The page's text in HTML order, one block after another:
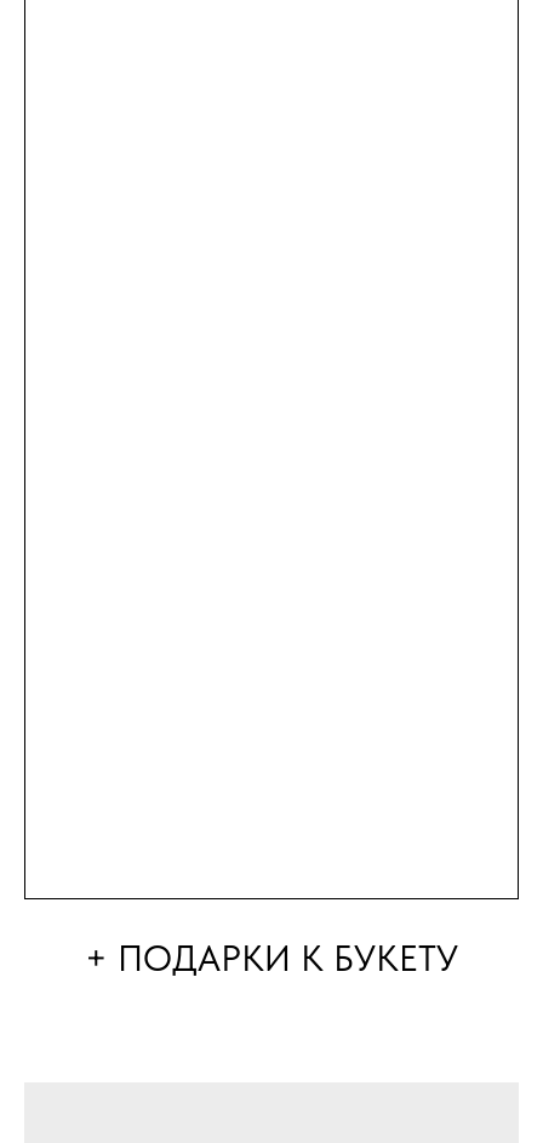
+ ПОДАРКИ К БУКЕТУ